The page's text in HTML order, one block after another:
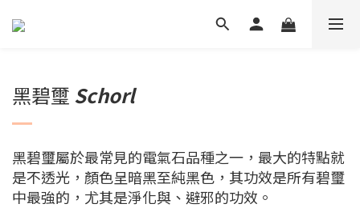
黑碧璽 Schorl
黑碧璽屬於最常見的電氣石品種之一，最大的特點就
是不透光，顏色呈暗黑至純黑色，其功效是所有碧璽
中最強的，尤其是淨化與、避邪的功效。